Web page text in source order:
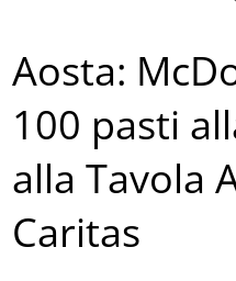
Aosta:
100 pasti
alla Tavola
Caritas